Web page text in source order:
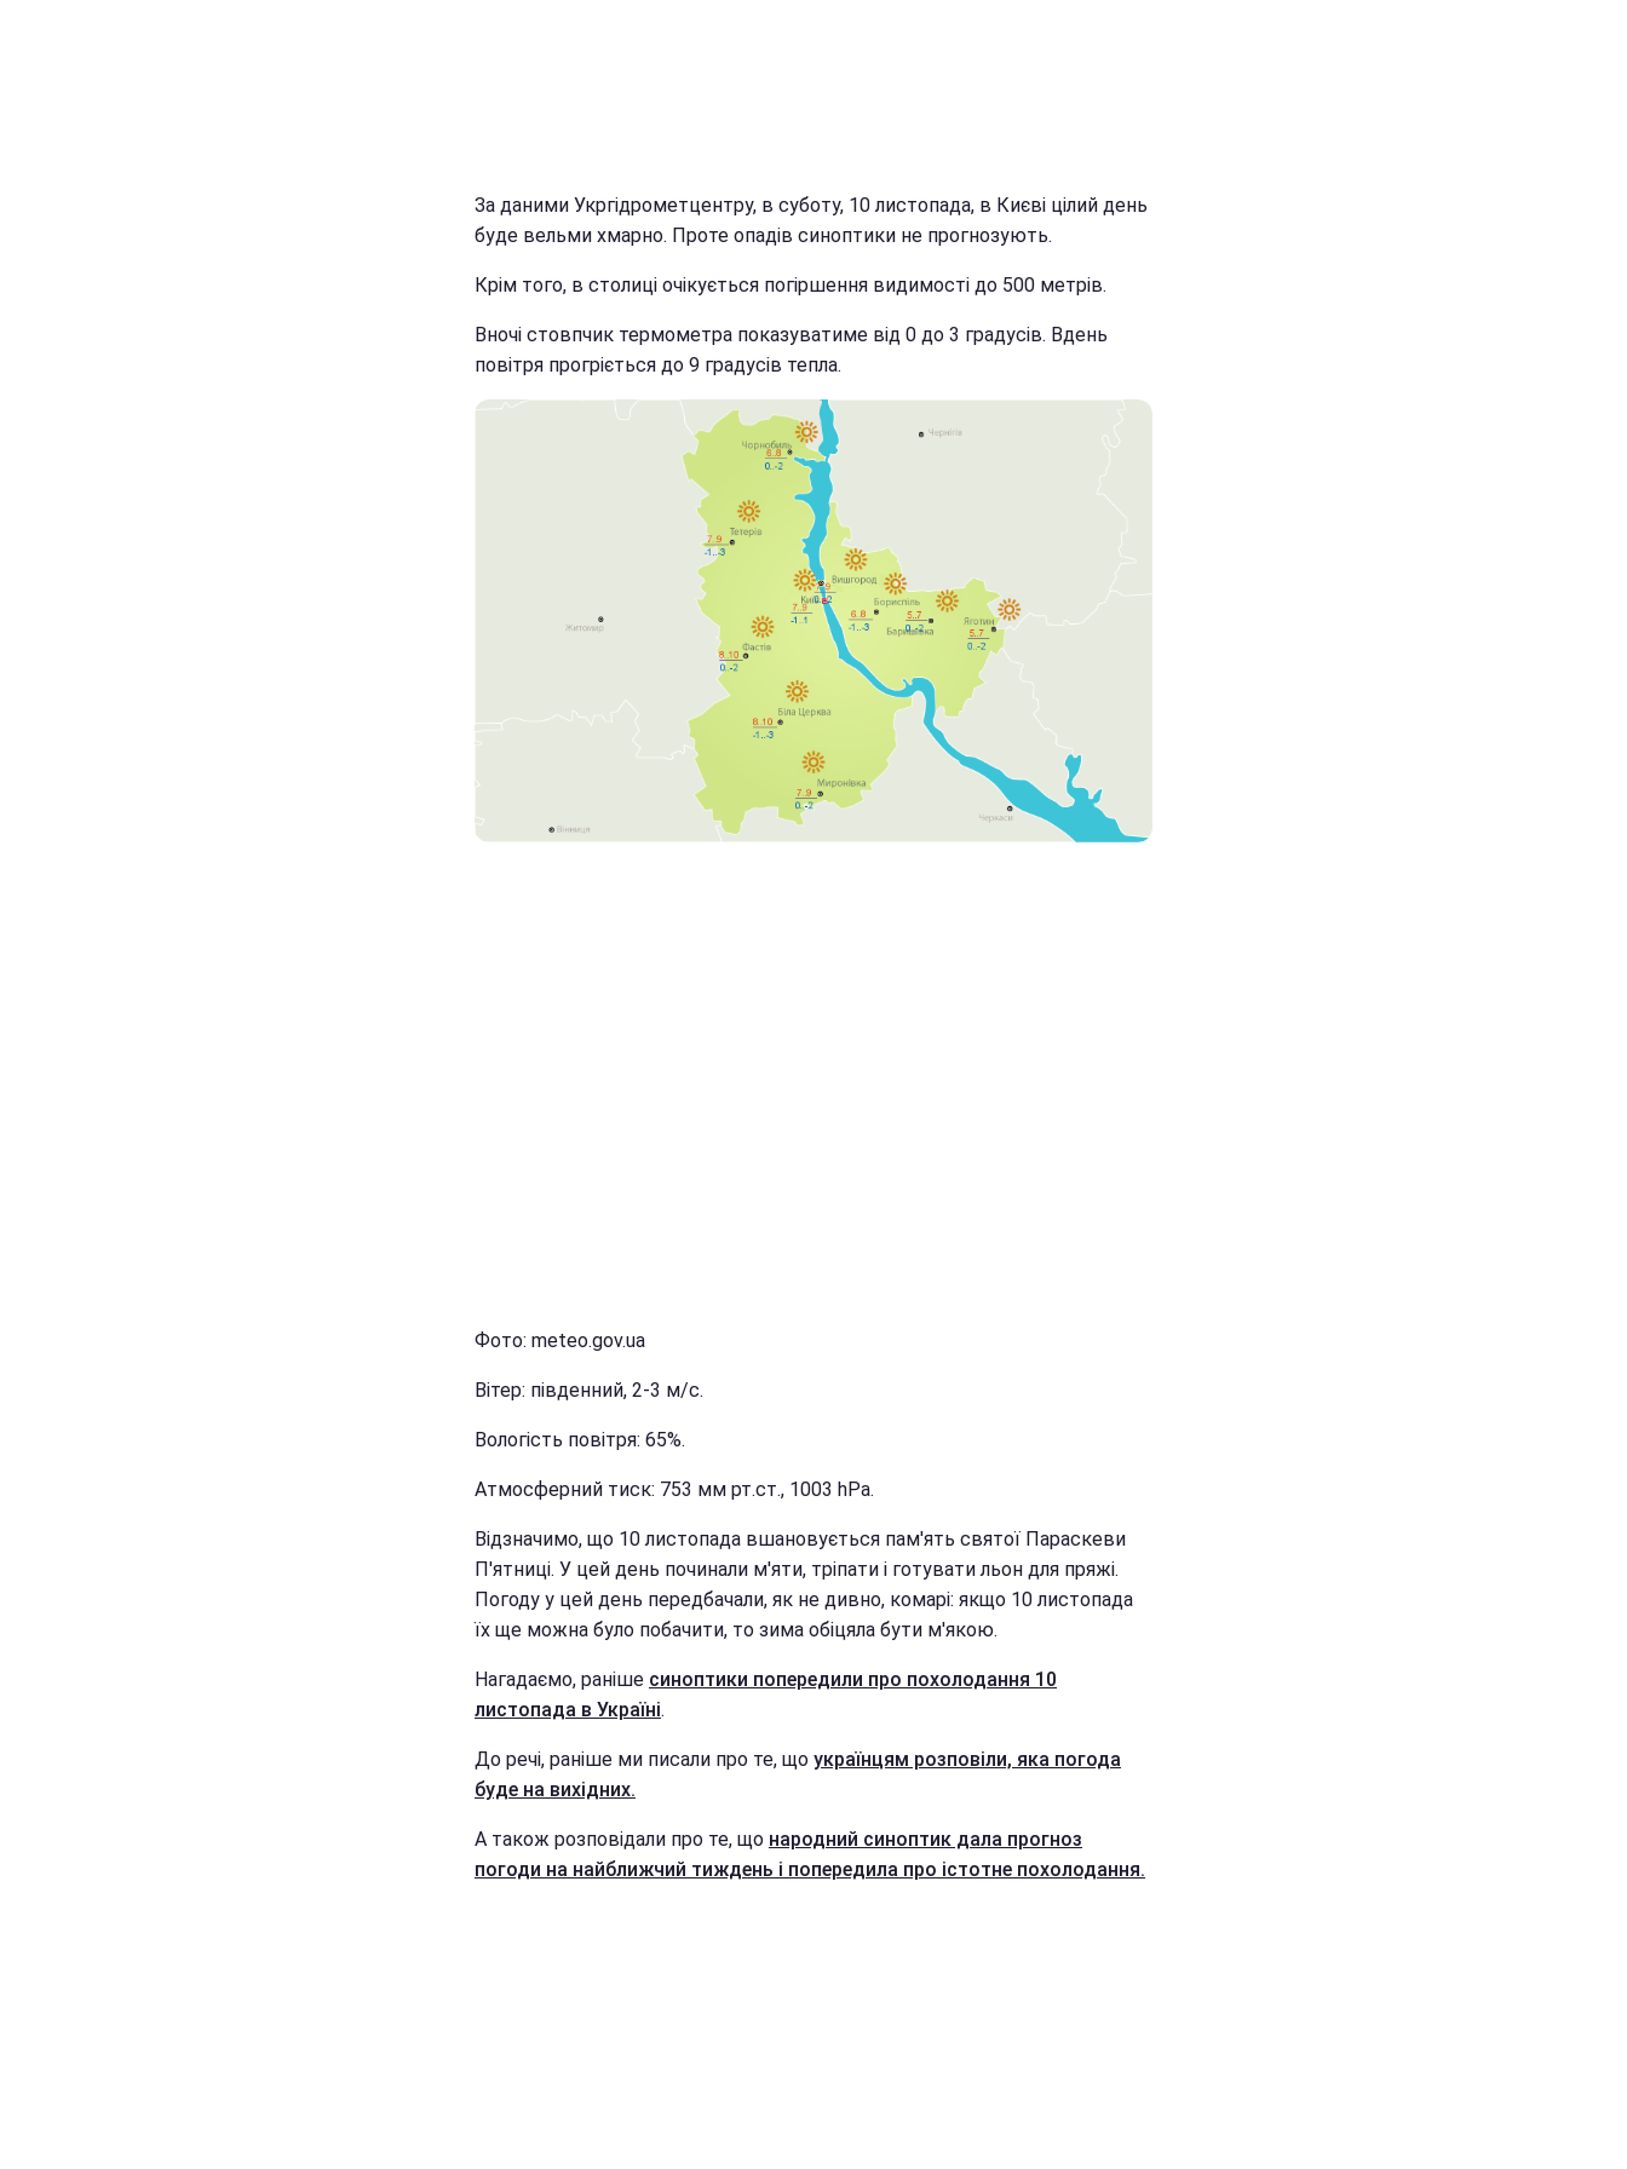
За даними Укргідрометцентру, в суботу, 10 листопада, в Києві цілий день
буде вельми хмарно. Проте опадів синоптики не прогнозують.
Крім того, в столиці очікується погіршення видимості до 500 метрів.
Вночі стовпчик термометра показуватиме від 0 до 3 градусів. Вдень
повітря прогріється до 9 градусів тепла.
Фото: meteo.gov.ua
Вітер: південний, 2-3 м/с.
Вологість повітря: 65%.
Атмосферний тиск: 753 мм рт.ст., 1003 hPa.
Відзначимо, що 10 листопада вшановується пам'ять святої Параскеви
П'ятниці. У цей день починали м'яти, тріпати і готувати льон для пряжі.
Погоду у цей день передбачали, як не дивно, комарі: якщо 10 листопада
їх ще можна було побачити, то зима обіцяла бути м'якою.
Нагадаємо, раніше синоптики попередили про похолодання 10
листопада в Україні.
До речі, раніше ми писали про те, що українцям розповіли, яка погода
буде на вихідних.
А також розповідали про те, що народний синоптик дала прогноз
погоди на найближчий тиждень і попередила про істотне похолодання.